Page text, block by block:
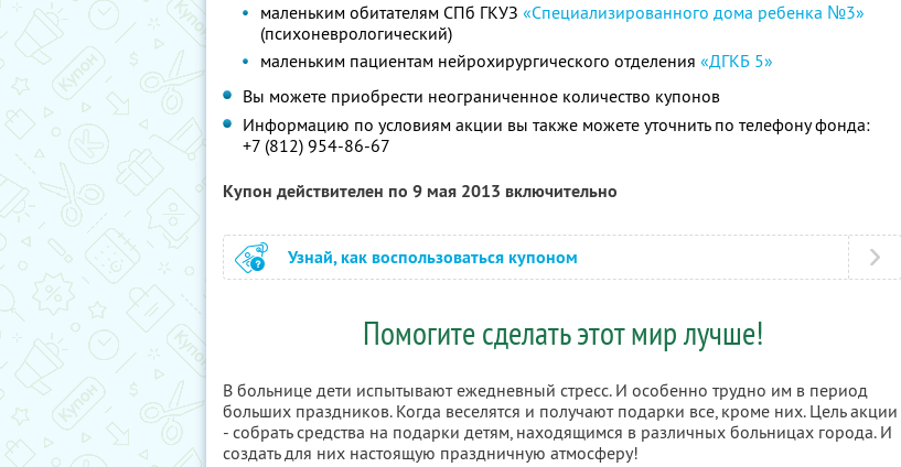
маленьким обитателям СПб ГКУЗ «Специализированного дома ребенка №3»
(психоневрологический)
маленьким пациентам нейрохирургического отделения «ДГКБ 5»
Вы можете приобрести неограниченное количество купонов
Информацию по условиям акции вы также можете уточнить по телефону фонда:
+7 (812) 954-86-67
Купон действителен по 9 мая 2013 включительно
Узнай, как воспользоваться купоном
Помогите сделать этот мир лучше!
В больнице дети испытывают ежедневный стресс. И особенно трудно им в период
больших праздников. Когда веселятся и получают подарки все, кроме них. Цель акции
- собрать средства на подарки детям, находящимся в различных больницах города. И
создать для них настоящую праздничную атмосферу!